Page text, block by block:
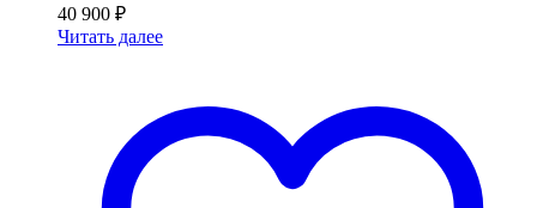
40 900 ₽
Читать далее